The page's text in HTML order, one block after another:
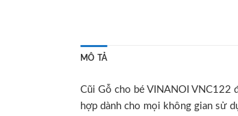
MÔ TẢ
Cũi Gỗ cho bé VINANOI VNC122
hợp dành cho mọi không gian sử